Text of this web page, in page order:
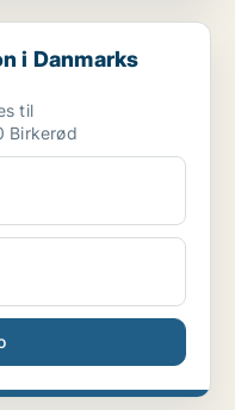
næststørste ...
i Danmarks
til
Birkerød